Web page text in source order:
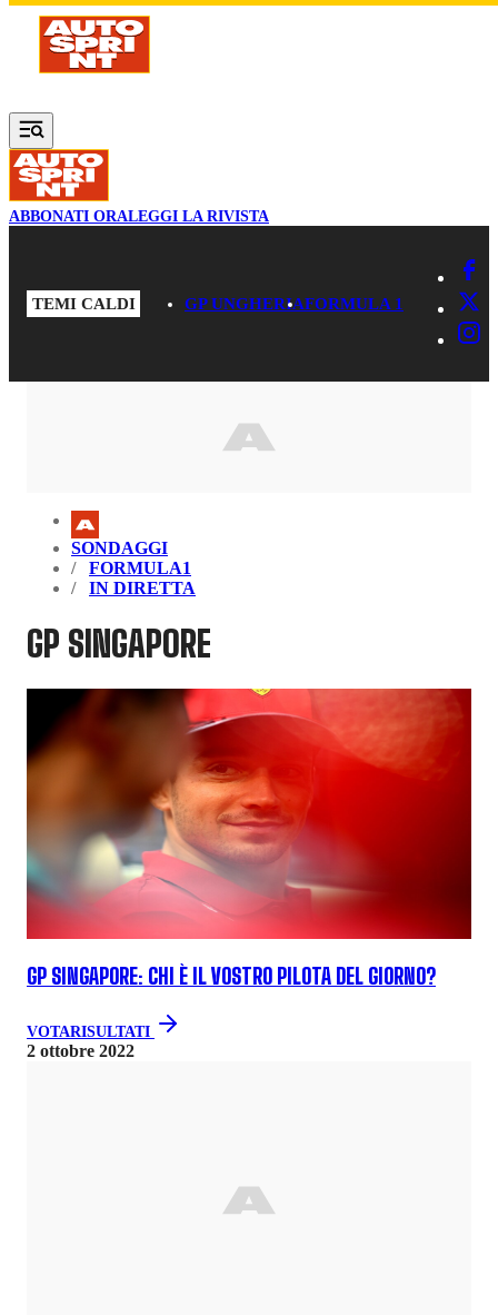
Vai al contenuto principale
ABBONATI ORALEGGI LA RIVISTA
TEMI CALDI GP UNGHERIAFORMULA 1
SONDAGGI
FORMULA1
IN DIRETTA
GP SINGAPORE
GP SINGAPORE: CHI È IL VOSTRO PILOTA DEL GIORNO?
VOTARISULTATI
2 ottobre 2022